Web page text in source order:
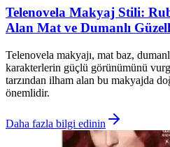
Telenovela Makyaj Stili:
Alan Mat ve Dumanlı
Telenovela makyajı, mat baz,
karakterlerin güçlü görünümünü
tarzından ilham alan bu makyajda
önemlidir.
Daha fazla bilgi edinin